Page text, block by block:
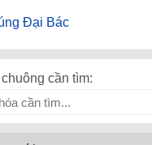
Đại Bác
cần tìm: